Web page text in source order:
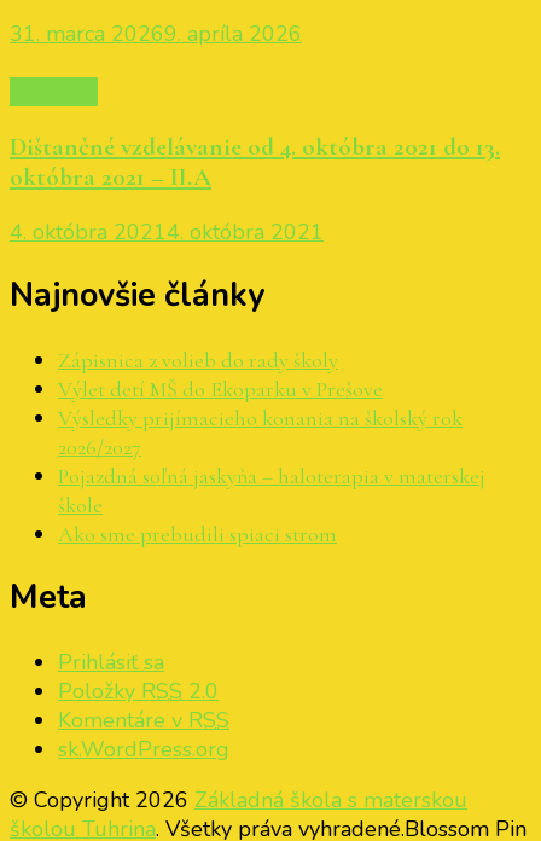
31. marca 20269. apríla 2026
Dištančné vzdelávanie od 4. októbra 2021 do 13.
októbra 2021 – II.A
4. októbra 20214. októbra 2021
Najnovšie články
Zápisnica z volieb do rady školy
Výlet detí MŠ do Ekoparku v Prešove
Výsledky prijímacieho konania na školský rok
2026/2027
Pojazdná soľná jaskyňa – haloterapia v materskej
škole
Ako sme prebudili spiaci strom
Meta
Prihlásiť sa
Položky RSS 2.0
Komentáre v RSS
sk.WordPress.org
© Copyright 2026 Základná škola s materskou
školou Tuhrina. Všetky práva vyhradené.Blossom Pin